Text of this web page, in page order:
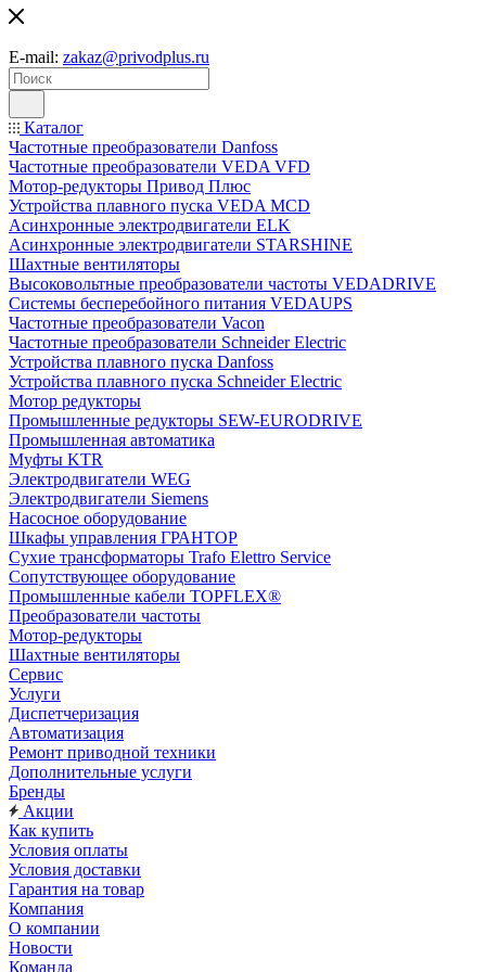
E-mail: zakaz@privodplus.ru
Каталог
Частотные преобразователи Danfoss
Частотные преобразователи VEDA VFD
Мотор-редукторы Привод Плюс
Устройства плавного пуска VEDA MCD
Асинхронные электродвигатели ELK
Асинхронные электродвигатели STARSHINE
Шахтные вентиляторы
Высоковольтные преобразователи частоты VEDADRIVE
Системы бесперебойного питания VEDAUPS
Частотные преобразователи Vacon
Частотные преобразователи Schneider Electric
Устройства плавного пуска Danfoss
Устройства плавного пуска Schneider Electric
Мотор редукторы
Промышленные редукторы SEW-EURODRIVE
Промышленная автоматика
Муфты KTR
Электродвигатели WEG
Электродвигатели Siemens
Насосное оборудование
Шкафы управления ГРАНТОР
Сухие трансформаторы Trafo Elettro Service
Сопутствующее оборудование
Промышленные кабели TOPFLEX®
Преобразователи частоты
Мотор-редукторы
Шахтные вентиляторы
Сервис
Услуги
Диспетчеризация
Автоматизация
Ремонт приводной техники
Дополнительные услуги
Бренды
Акции
Как купить
Условия оплаты
Условия доставки
Гарантия на товар
Компания
О компании
Новости
Команда